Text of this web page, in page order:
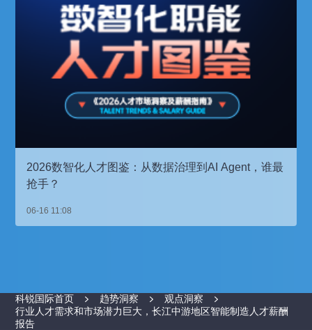
2026数智化人才图鉴：从数据治理到AI Agent，谁最
抢手？
06-16 11:08
科锐国际首页 趋势洞察
观点洞察
行业人才需求和市场潜力巨大，长江中游地区智能制造人才薪酬
报告